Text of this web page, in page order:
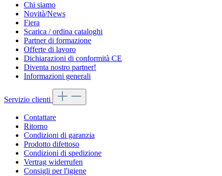
Chi siamo
Novità/News
Fiera
Scarica / ordina cataloghi
Partner di formazione
Offerte di lavoro
Dichiarazioni di conformità CE
Diventa nostro partner!
Informazioni generali
Servizio clienti
Contattare
Ritorno
Condizioni di garanzia
Prodotto difettoso
Condizioni di spedizione
Vertrag widerrufen
Consigli per l'igiene